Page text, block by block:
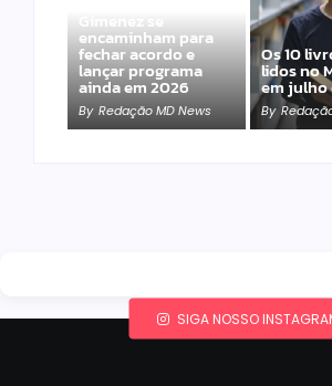
Gimenez se
encaminham para
fechar acordo e
lançar programa
ainda em 2026
By Redação MD News
Os 10
lidos no
em julho
By
SIGA NOSSO